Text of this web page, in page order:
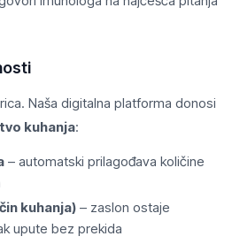
Naša digitalna platforma donosi
kuhanja:
– automatski prilagođava količine
kuhanja) – zaslon ostaje
upute bez prekida